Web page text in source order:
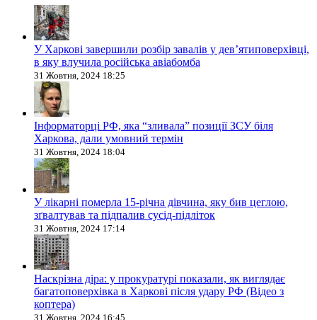
У Харкові завершили розбір завалів у дев’ятиповерхівці,
в яку влучила російська авіабомба
31 Жовтня, 2024 18:25
Інформаторці РФ, яка “зливала” позиції ЗСУ біля
Харкова, дали умовний термін
31 Жовтня, 2024 18:04
У лікарні померла 15-річна дівчина, яку бив цеглою,
зґвалтував та підпалив сусід-підліток
31 Жовтня, 2024 17:14
Наскрізна діра: у прокуратурі показали, як виглядає
багатоповерхівка в Харкові після удару РФ (Відео з
коптера)
31 Жовтня, 2024 16:45